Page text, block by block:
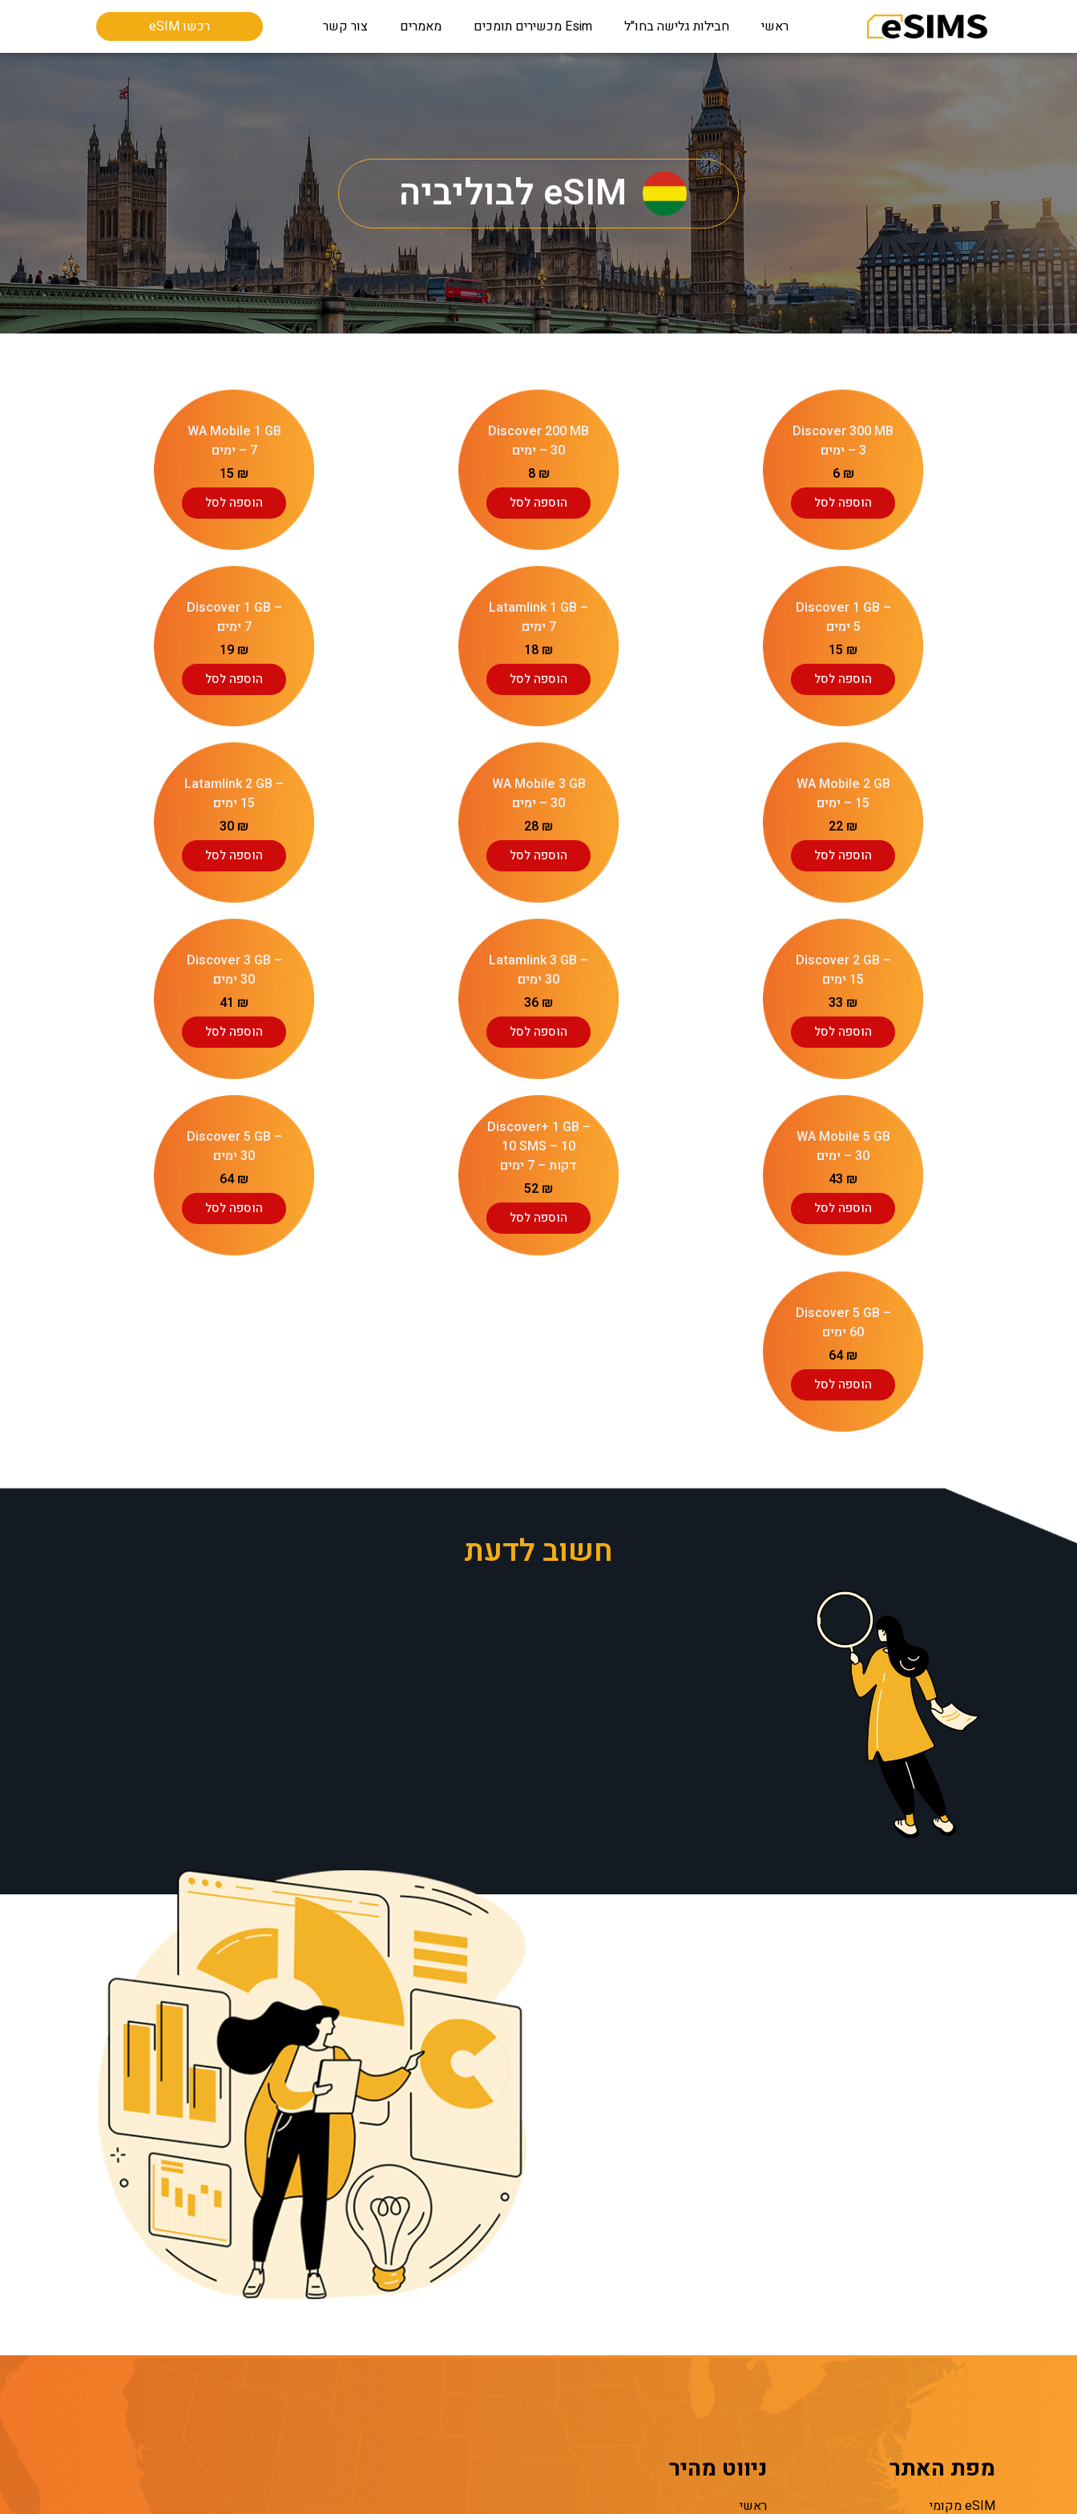
ראשי חבילות גלישה בחו"ל Esim מכשירים תומכים מאמרים צור קשר רכשו eSIM
eSIM לבוליביה
Discover 300 MB
– 3 ימים
6 ₪
הוספה לסל
Discover 200 MB
– 30 ימים
8 ₪
הוספה לסל
WA Mobile 1 GB
– 7 ימים
15 ₪
הוספה לסל
Discover 1 GB –
5 ימים
15 ₪
הוספה לסל
Latamlink 1 GB –
7 ימים
18 ₪
הוספה לסל
Discover 1 GB –
7 ימים
19 ₪
הוספה לסל
WA Mobile 2 GB
– 15 ימים
22 ₪
הוספה לסל
WA Mobile 3 GB
– 30 ימים
28 ₪
הוספה לסל
Latamlink 2 GB –
15 ימים
30 ₪
הוספה לסל
Discover 2 GB –
15 ימים
33 ₪
הוספה לסל
Latamlink 3 GB –
30 ימים
36 ₪
הוספה לסל
Discover 3 GB –
30 ימים
41 ₪
הוספה לסל
WA Mobile 5 GB
– 30 ימים
43 ₪
הוספה לסל
Discover+ 1 GB –
10 SMS – 10
דקות – 7 ימים
52 ₪
הוספה לסל
Discover 5 GB –
30 ימים
64₪
הוספה לסל
Discover 5 GB –
60 ימים
64₪
הוספה לסל
חשוב לדעת
מפת האתר
eSIM מקומי
ניווט מהיר
ראשי